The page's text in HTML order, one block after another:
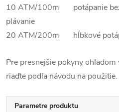
10 ATM/100m potápanie
plávanie
20 ATM/200m hĺbkové
Pre presnejšie pokyny
riaďte podľa návodu na použitie.
Parametre produktu